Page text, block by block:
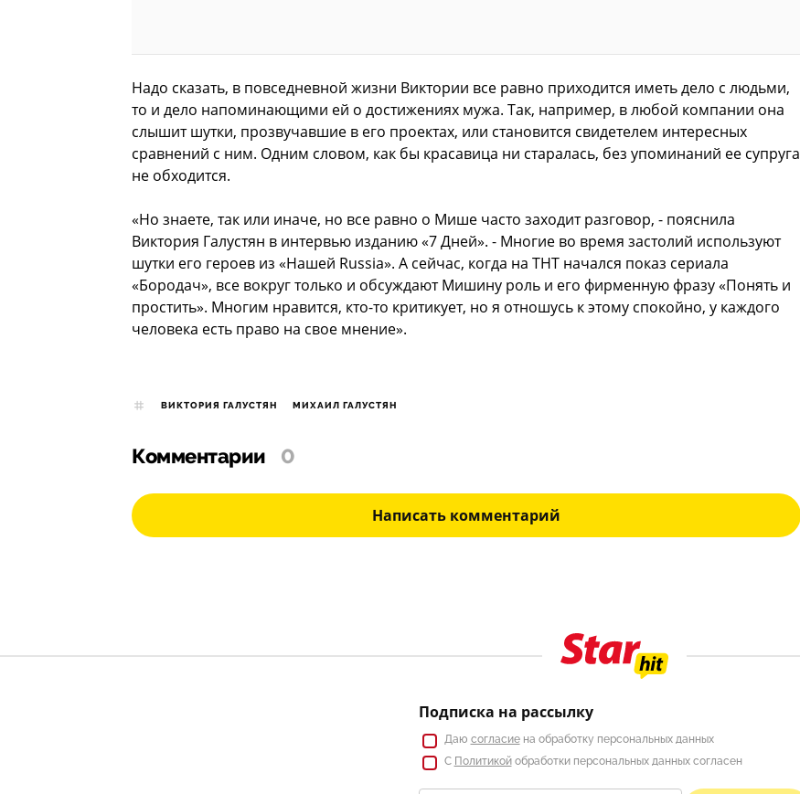
Надо сказать, в повседневной жизни Виктории все равно приходится иметь дело с людьми,
то и дело напоминающими ей о достижениях мужа. Так, например, в любой компании она
слышит шутки, прозвучавшие в его проектах, или становится свидетелем интересных
сравнений с ним. Одним словом, как бы красавица ни старалась, без упоминаний ее супруга
не обходится.
«Но знаете, так или иначе, но все равно о Мише часто заходит разговор, - пояснила
Виктория Галустян в интервью изданию «7 Дней». - Многие во время застолий используют
шутки его героев из «Нашей Russia». А сейчас, когда на ТНТ начался показ сериала
«Бородач», все вокруг только и обсуждают Мишину роль и его фирменную фразу «Понять и
простить». Многим нравится, кто-то критикует, но я отношусь к этому спокойно, у каждого
человека есть право на свое мнение».
ВИКТОРИЯ ГАЛУСТЯН МИХАИЛ ГАЛУСТЯН
Комментарии 0
Написать комментарий
Подписка на рассылку
Даю согласиена обработку персональных данных
С Политикойобработки персональных данных согласен